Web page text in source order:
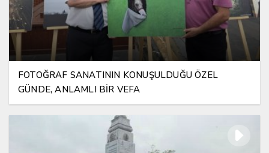
FOTOĞRAF SANATININ KONUŞULDUĞU ÖZEL
GÜNDE, ANLAMLI BİR VEFA